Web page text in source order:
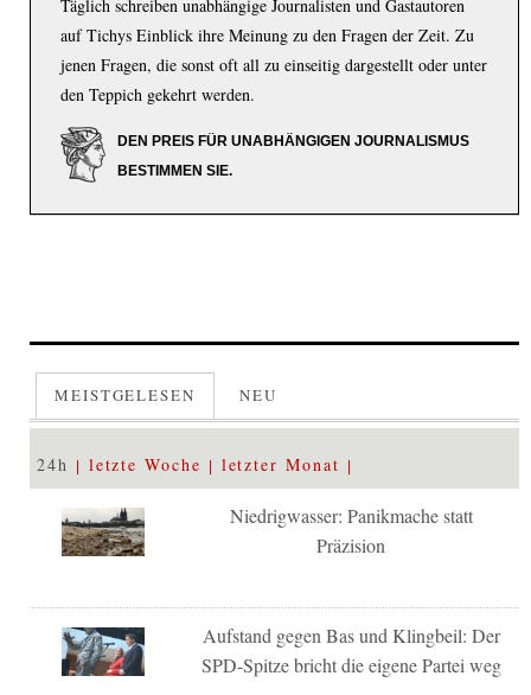
Täglich schreiben unabhängige Journalisten und Gastautoren
auf Tichys Einblick ihre Meinung zu den Fragen der Zeit. Zu
jenen Fragen, die sonst oft all zu einseitig dargestellt oder unter
den Teppich gekehrt werden.
DEN PREIS FÜR UNABHÄNGIGEN JOURNALISMUS
BESTIMMEN SIE.
MEISTGELESEN NEU
24h letzte Woche letzter Monat
Niedrigwasser: Panikmache statt
Präzision
Aufstand gegen Bas und Klingbeil: Der
SPD-Spitze bricht die eigene Partei weg